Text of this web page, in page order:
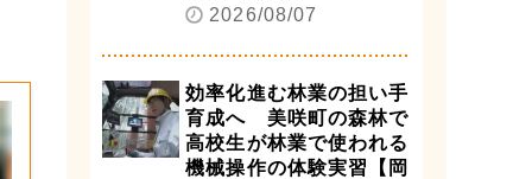
2026/08/07
効率化進む林業の担い手
育成へ 美咲町の森林で
高校生が林業で使われる
機械操作の体験実習【岡